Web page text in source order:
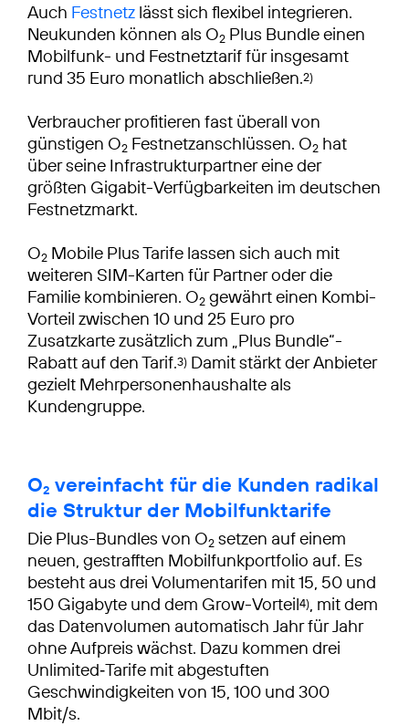
Auch Festnetz lässt sich flexibel integrieren.
Neukunden können als O2 Plus Bundle einen
Mobilfunk- und Festnetztarif für insgesamt
rund 35 Euro monatlich abschließen.2)
Verbraucher profitieren fast überall von
günstigen O2 Festnetzanschlüssen. O2 hat
über seine Infrastrukturpartner eine der
größten Gigabit-Verfügbarkeiten im deutschen
Festnetzmarkt.
O2 Mobile Plus Tarife lassen sich auch mit
weiteren SIM-Karten für Partner oder die
Familie kombinieren. O2 gewährt einen Kombi-
Vorteil zwischen 10 und 25 Euro pro
Zusatzkarte zusätzlich zum „Plus Bundle“-
Rabatt auf den Tarif.3) Damit stärkt der Anbieter
gezielt Mehrpersonenhaushalte als
Kundengruppe.
O2 vereinfacht für die Kunden radikal
die Struktur der Mobilfunktarife
Die Plus-Bundles von O2 setzen auf einem
neuen, gestrafften Mobilfunkportfolio auf. Es
besteht aus drei Volumentarifen mit 15, 50 und
150 Gigabyte und dem Grow-Vorteil4), mit dem
das Datenvolumen automatisch Jahr für Jahr
ohne Aufpreis wächst. Dazu kommen drei
Unlimited‑Tarife mit abgestuften
Geschwindigkeiten von 15, 100 und 300
Mbit/s.